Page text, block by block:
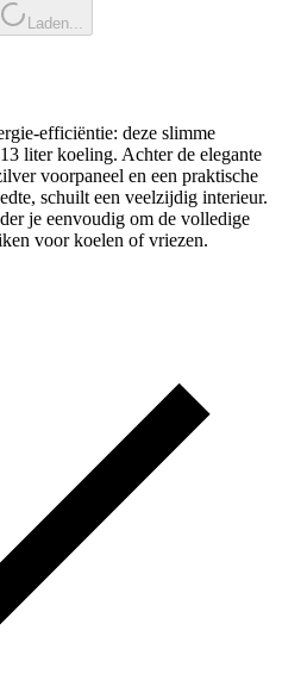
Laden...
efficiëntie: deze slimme
liter koeling. Achter de elegante
voorpaneel en een praktische
schuilt een veelzijdig interieur.
je eenvoudig om de volledige
voor koelen of vriezen.